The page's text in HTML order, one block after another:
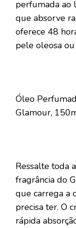
perfumada ao
que absorve
oferece 48
pele oleosa ou
Óleo
Glamour,
Ressalte toda
fragrância do
que carrega a
precisa ter. O
rápida